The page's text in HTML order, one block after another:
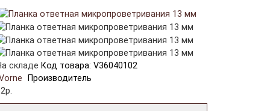
складе Код товара: V36040102
Производитель